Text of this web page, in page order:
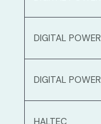
DIGITAL POWER
DIGITAL POWER